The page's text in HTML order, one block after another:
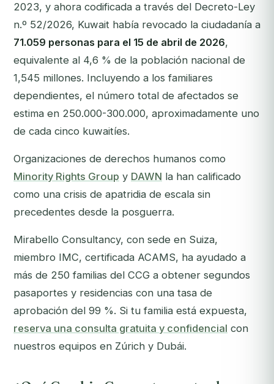
2023, y ahora codificada a través del Decreto-Ley
n.º 52/2026, Kuwait había revocado la ciudadanía a
71.059 personas para el 15 de abril de 2026,
equivalente al 4,6 % de la población nacional de
1,545 millones. Incluyendo a los familiares
dependientes, el número total de afectados se
estima en 250.000-300.000, aproximadamente uno
de cada cinco kuwaitíes.
Organizaciones de derechos humanos como
Minority Rights Group y DAWN la han calificado
como una crisis de apatridia de escala sin
precedentes desde la posguerra.
Mirabello Consultancy, con sede en Suiza,
miembro IMC, certificada ACAMS, ha ayudado a
más de 250 familias del CCG a obtener segundos
pasaportes y residencias con una tasa de
aprobación del 99 %. Si tu familia está expuesta,
reserva una consulta gratuita y confidencial con
nuestros equipos en Zúrich y Dubái.